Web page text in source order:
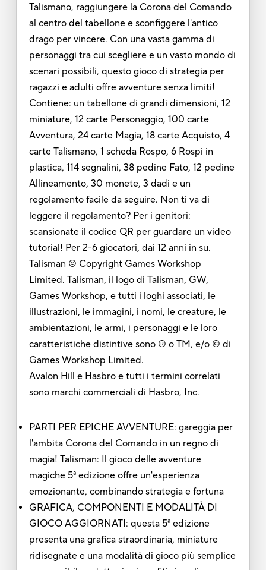
Talismano, raggiungere la Corona del Comando
al centro del tabellone e sconfiggere l'antico
drago per vincere. Con una vasta gamma di
personaggi tra cui scegliere e un vasto mondo di
scenari possibili, questo gioco di strategia per
ragazzi e adulti offre avventure senza limiti!
Contiene: un tabellone di grandi dimensioni, 12
miniature, 12 carte Personaggio, 100 carte
Avventura, 24 carte Magia, 18 carte Acquisto, 4
carte Talismano, 1 scheda Rospo, 6 Rospi in
plastica, 114 segnalini, 38 pedine Fato, 12 pedine
Allineamento, 30 monete, 3 dadi e un
regolamento facile da seguire. Non ti va di
leggere il regolamento? Per i genitori:
scansionate il codice QR per guardare un video
tutorial! Per 2-6 giocatori, dai 12 anni in su.
Talisman © Copyright Games Workshop
Limited. Talisman, il logo di Talisman, GW,
Games Workshop, e tutti i loghi associati, le
illustrazioni, le immagini, i nomi, le creature, le
ambientazioni, le armi, i personaggi e le loro
caratteristiche distintive sono ® o TM, e/o © di
Games Workshop Limited.
Avalon Hill e Hasbro e tutti i termini correlati
sono marchi commerciali di Hasbro, Inc.
PARTI PER EPICHE AVVENTURE: gareggia per
l'ambita Corona del Comando in un regno di
magia! Talisman: Il gioco delle avventure
magiche 5ª edizione offre un'esperienza
emozionante, combinando strategia e fortuna
GRAFICA, COMPONENTI E MODALITÀ DI
GIOCO AGGIORNATI: questa 5ª edizione
presenta una grafica straordinaria, miniature
ridisegnate e una modalità di gioco più semplice